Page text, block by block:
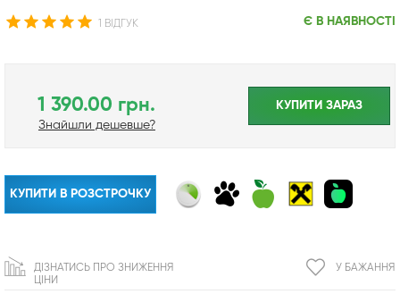
1 ВІДГУК Є В НАЯВНОСТІ
1 390.00 грн.
Знайшли дешевше?
КУПИТИ ЗАРАЗ
КУПИТИ В РОЗСТРОЧКУ
У БАЖАННЯ
ДІЗНАТИСЬ ПРО ЗНИЖЕННЯ
ЦІНИ